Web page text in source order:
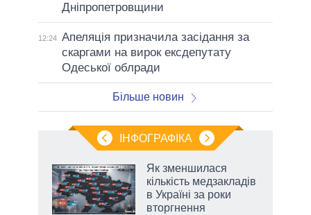
Дніпропетровщини
12:24 Апеляція призначила засідання за
скаргами на вирок ексдепутату
Одеської облради
Більше новин
ІНФОГРАФІКА
Як зменшилася
кількість медзакладів
в Україні за роки
вторгнення